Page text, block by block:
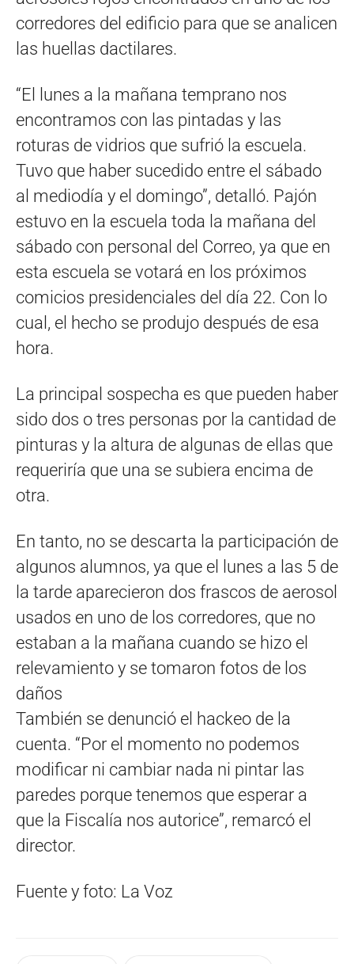
corredores del edificio para que se analicen
las huellas dactilares.
“El lunes a la mañana temprano nos
encontramos con las pintadas y las
roturas de vidrios que sufrió la escuela.
Tuvo que haber sucedido entre el sábado
al mediodía y el domingo”, detalló. Pajón
estuvo en la escuela toda la mañana del
sábado con personal del Correo, ya que en
esta escuela se votará en los próximos
comicios presidenciales del día 22. Con lo
cual, el hecho se produjo después de esa
hora.
La principal sospecha es que pueden haber
sido dos o tres personas por la cantidad de
pinturas y la altura de algunas de ellas que
requeriría que una se subiera encima de
otra.
En tanto, no se descarta la participación de
algunos alumnos, ya que el lunes a las 5 de
la tarde aparecieron dos frascos de aerosol
usados en uno de los corredores, que no
estaban a la mañana cuando se hizo el
relevamiento y se tomaron fotos de los
daños
También se denunció el hackeo de la
cuenta. “Por el momento no podemos
modificar ni cambiar nada ni pintar las
paredes porque tenemos que esperar a
que la Fiscalía nos autorice”, remarcó el
director.
Fuente y foto: La Voz